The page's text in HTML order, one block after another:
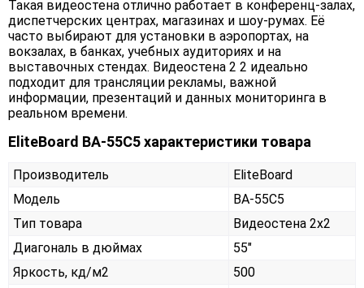
Такая видеостена отлично работает в конференц-залах,
диспетчерских центрах, магазинах и шоу-румах. Её
часто выбирают для установки в аэропортах, на
вокзалах, в банках, учебных аудиториях и на
выставочных стендах. Видеостена 2 2 идеально
подходит для трансляции рекламы, важной
информации, презентаций и данных мониторинга в
реальном времени.
EliteBoard BA-55C5 характеристики товара
Производитель
EliteBoard
Модель
BA-55C5
Тип товара
Видеостена 2х2
Диагональ в дюймах
55"
Яркость, кд/м2
500